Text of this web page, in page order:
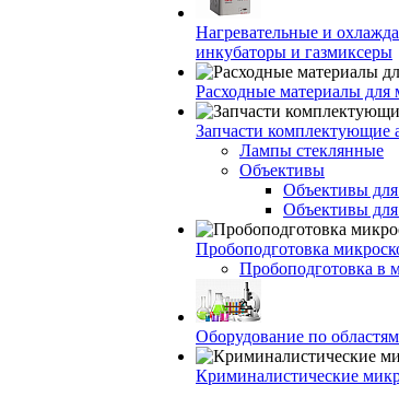
Нагревательные и
инкубаторы и газмиксеры
Расходные материалы для
Запчасти комплектующие
Лампы стеклянные
Объективы
Объективы
Объективы
Пробоподготовка
Пробоподготовка в
Оборудование по
Криминалистические